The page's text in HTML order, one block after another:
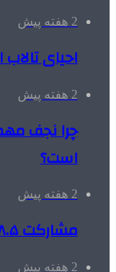
2 هفته پیش
احیای
2 هفته پیش
چرا نجف
است؟
2 هفته پیش
مشارکت ۲۸.۵ همتی خیران در مدرسه‌سازی
2 هفته پیش